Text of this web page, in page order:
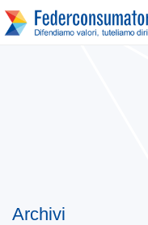
Archivi